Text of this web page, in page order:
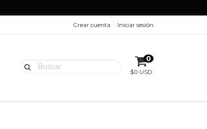
Crear cuenta Iniciar sesión
0
$0 USD